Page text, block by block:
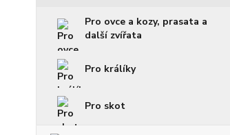
Pro ovce a kozy, prasata a
další zvířata
Pro králíky
Pro skot